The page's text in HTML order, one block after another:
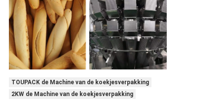
TOUPACK de Machine van de koekjesverpakking
2KW de Machine van de koekjesverpakking